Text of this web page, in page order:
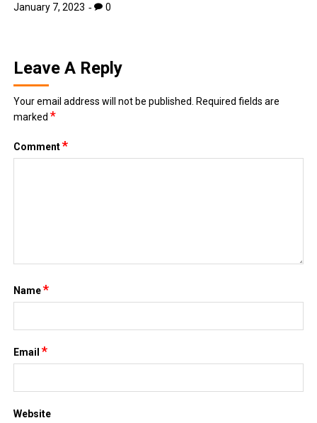
January 7, 2023 0
Leave A Reply
Your email address will not be published. Required fields are
marked*
Comment*
Name*
Email*
Website